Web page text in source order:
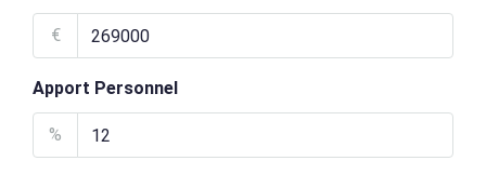
€
Apport Personnel
%